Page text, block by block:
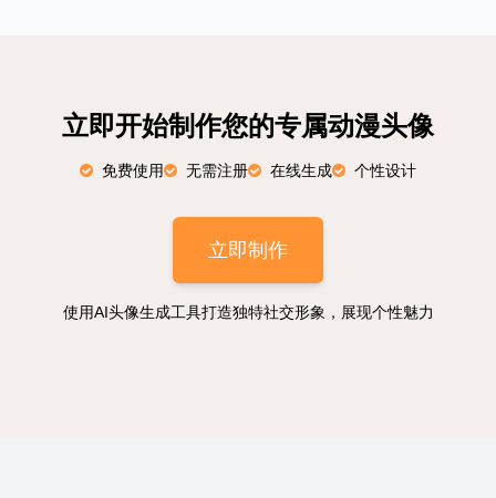
立即开始制作您的专属动漫头像
免费使用 无需注册 在线生成 个性设计
立即制作
使用AI头像生成工具打造独特社交形象，展现个性魅力